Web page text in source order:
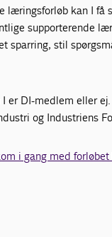
læringsforløb kan I
supporterende
sparring, stil
er DI-medlem eller
og Industriens
i gang med forløbet